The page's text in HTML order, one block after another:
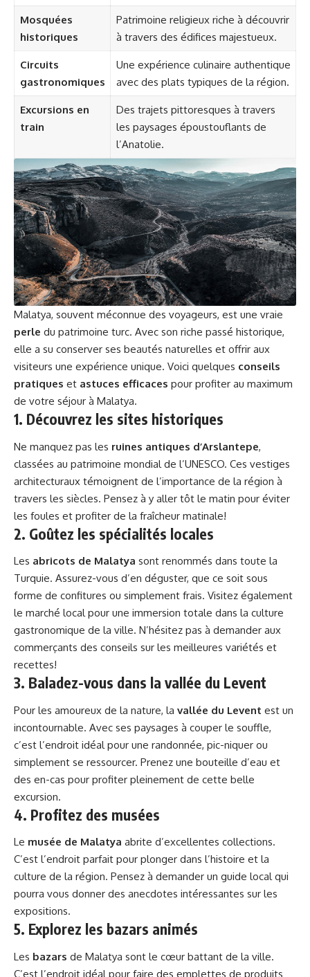
Mosquées
historiques
Patrimoine religieux riche à découvrir
à travers des édifices majestueux.
Circuits
gastronomiques
Une expérience culinaire authentique
avec des plats typiques de la région.
Excursions en
train
Des trajets pittoresques à travers
les paysages époustouflants de
l’Anatolie.
Malatya, souvent méconnue des voyageurs, est une vraie
perle du patrimoine turc. Avec son riche passé historique,
elle a su conserver ses beautés naturelles et offrir aux
visiteurs une expérience unique. Voici quelques conseils
pratiques et astuces efficaces pour profiter au maximum
de votre séjour à Malatya.
1. Découvrez les sites historiques
Ne manquez pas les ruines antiques d’Arslantepe,
classées au patrimoine mondial de l’UNESCO. Ces vestiges
architecturaux témoignent de l’importance de la région à
travers les siècles. Pensez à y aller tôt le matin pour éviter
les foules et profiter de la fraîcheur matinale!
2. Goûtez les spécialités locales
Les abricots de Malatya sont renommés dans toute la
Turquie. Assurez-vous d’en déguster, que ce soit sous
forme de confitures ou simplement frais. Visitez également
le marché local pour une immersion totale dans la culture
gastronomique de la ville. N’hésitez pas à demander aux
commerçants des conseils sur les meilleures variétés et
recettes!
3. Baladez-vous dans la vallée du Levent
Pour les amoureux de la nature, la vallée du Levent est un
incontournable. Avec ses paysages à couper le souffle,
c’est l’endroit idéal pour une randonnée, pic-niquer ou
simplement se ressourcer. Prenez une bouteille d’eau et
des en-cas pour profiter pleinement de cette belle
excursion.
4. Profitez des musées
Le musée de Malatya abrite d’excellentes collections.
C’est l’endroit parfait pour plonger dans l’histoire et la
culture de la région. Pensez à demander un guide local qui
pourra vous donner des anecdotes intéressantes sur les
expositions.
5. Explorez les bazars animés
Les bazars de Malatya sont le cœur battant de la ville.
C’est l’endroit idéal pour faire des emplettes de produits